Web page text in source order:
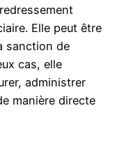
Elle peut être
sanction de
cas, elle
administrer
manière directe